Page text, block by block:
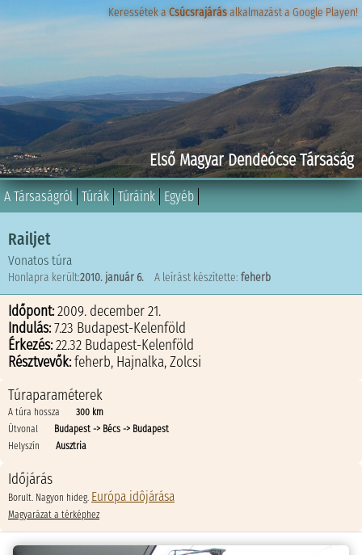
Első Magyar Dendeócse Társaság
Keressétek aCsúcsrajárásalkalmazást a Google Playen!
Keressétek aCsúcsrajárásalkalmazást a Google Playen!
A Társaságról Túrák Túráink Egyéb
Railjet
Vonatos túra
Honlapra került:2010. január 6. A leírást készítette: feherb
Időpont:2009. december 21.
Indulás:7.23 Budapest-Kelenföld
Érkezés:22.32 Budapest-Kelenföld
Résztvevők:feherb, Hajnalka,Zolcsi
Túraparaméterek
A túra hossza
300 km
Útvonal
Budapest -> Bécs -> Budapest
Helyszín
Ausztria
Időjárás
Borult. Nagyon hideg. Európa idôjárása
Magyarázat a térképhez